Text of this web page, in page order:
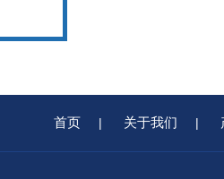
首页 | 关于我们 |